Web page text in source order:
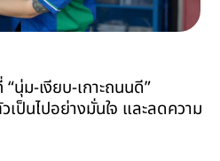
นุ่ม-เงียบ-เกาะถนนดี”
ป็นไปอย่างมั่นใจ และลดความ